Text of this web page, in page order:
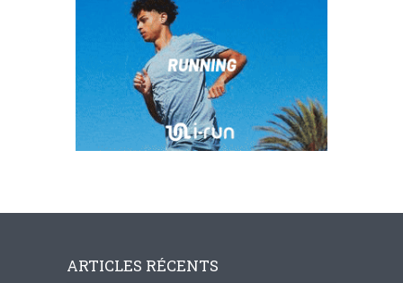
ARTICLES RÉCENTS